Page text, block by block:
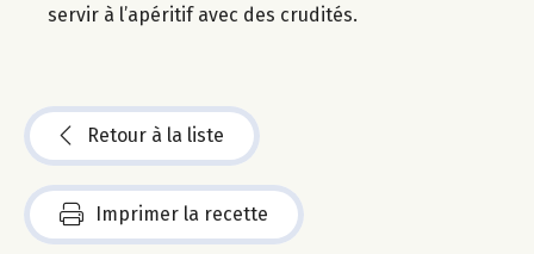
servir à l’apéritif avec des crudités.
Retour à la liste
Imprimer la recette